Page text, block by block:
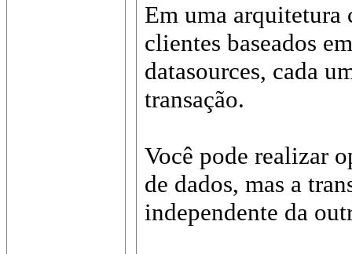
Em uma
clientes baseados
datasources, cada
transação.
Você pode realizar
de dados, mas a
independente da